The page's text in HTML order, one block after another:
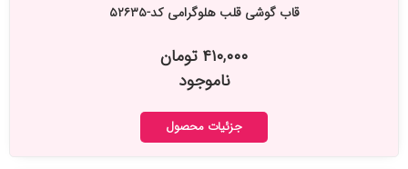
قاب گوشی قلب هلوگرامی کد-۵۲۶۳۵
۴۱۰,۰۰۰ تومان
ناموجود
جزئیات محصول